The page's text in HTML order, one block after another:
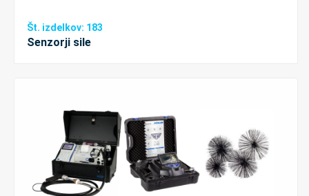
Št. izdelkov: 183
Senzorji sile